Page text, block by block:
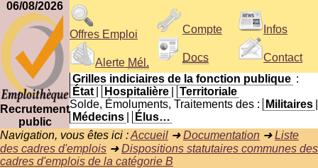
06/08/2026
Recrutement
public
Offres Emploi
Alerte Mél.
Compte
Docs
Infos
Contact
Grilles indiciaires de la fonction publique :
État
Hospitalière
Territoriale
Solde, Émoluments, Traitements des :
Militaires
Médecins
Élus…
Navigation, vous êtes ici :Accueil ➜Documentation ➜Liste
des cadres d'emplois ➜Dispositions statutaires communes des
cadres d'emplois de la catégorie B